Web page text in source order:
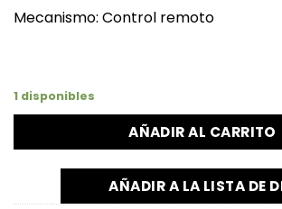
Mecanismo: Control remoto
1 disponibles
AÑADIR AL CARRITO
AÑADIR A LA LISTA DE